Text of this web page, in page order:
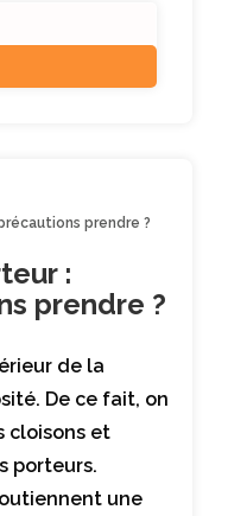
prendre ?
:
prendre ?
de la
De ce fait, on
cloisons et
porteurs.
une